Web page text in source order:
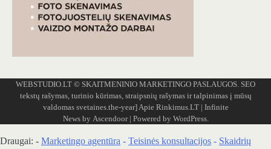
WEBSTUDIO.LT © SKAITMENINIO MARKETINGO PASLAUGOS. SEO
tekstų rašymas, turinio kūrimas, straipsnių rašymas ir talpinimas į mūsų
valdomas svetaines.the-year]Apie Rinkimus.LT| Infinite
News by Ascendoor| Powered by WordPress.
Draugai: - Marketingo agentūra - Teisinės konsultacijos - Skaidrių